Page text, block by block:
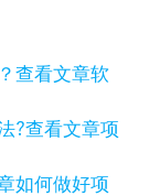
查看文章软
查看文章项
如何做好项